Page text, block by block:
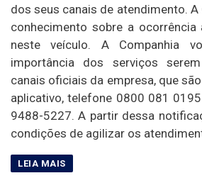
dos seus canais de atendimento.
conhecimento sobre a
neste veículo. A Companhia
importância dos serviços
canais oficiais da empresa, que
aplicativo, telefone 0800 081
9488-5227. A partir dessa
condições de agilizar os